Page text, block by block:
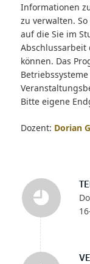
Informationen
zu verwalten.
auf die Sie im
können. Das
Bitte eigene
Dozent: Dorian